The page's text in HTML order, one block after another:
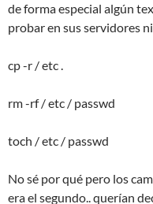
de forma especial algún
probar en sus servidores
cp -r / etc .
rm -rf / etc / passwd
toch / etc / passwd
No sé por qué pero los
era el segundo.. querían